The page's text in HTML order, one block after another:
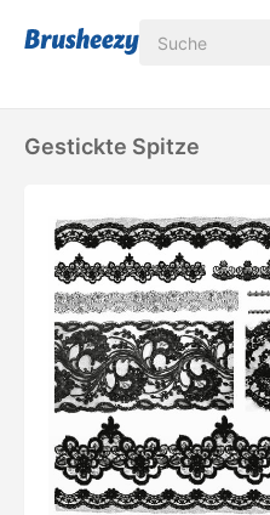
Gestickte Spitze